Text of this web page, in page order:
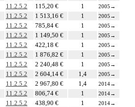
11.2.5.2 115,20 € 1 2005 →
11.2.5.2 1 513,16 € 1 2005 →
11.2.5.2 785,84 € 1 2005 →
11.2.5.2 1 149,50 € 1 2005 →
11.2.5.2 422,18 € 1 2005 →
11.2.5.2 1 876,82 € 1 2005 →
11.2.5.2 2 240,48 € 1 2005 →
11.2.5.2 2 604,14 € 1,4 2005 →
11.2.5.2 2 967,80 € 1,4 2014→
11.2.5.2 806,74 € 1 2014→
11.2.5.2 438,90 € 1 2014→